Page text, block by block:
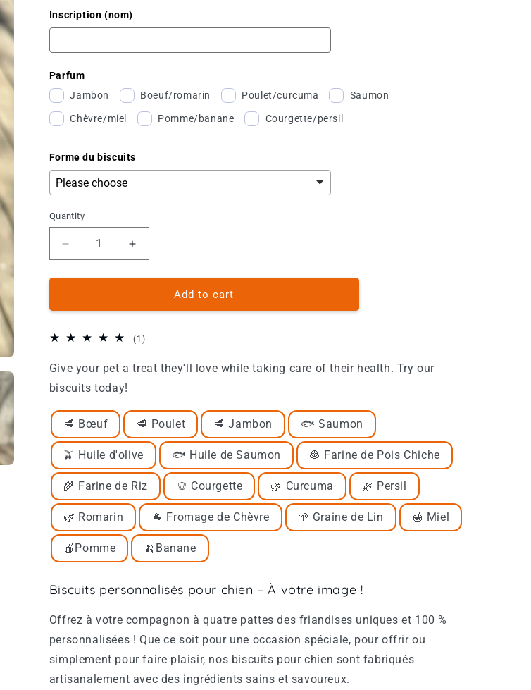
Inscription (nom)
Parfum
Jambon
Boeuf/romarin Poulet/curcuma Saumon
Chèvre/miel Pomme/banane Courgette/persil
Forme du biscuits
Quantity
Decrease
quantity
for
à
Increase
quantity
for
Friandise
à
Add to cart
(1)1
reviews
Give your pet a treat they'll love while taking care of their health. Try our
biscuits today!
🥩 Bœuf 🥩 Poulet 🥩 Jambon 🐟 Saumon
🫒 Huile d'olive 🐟 Huile de Saumon 🧆 Farine de Pois Chiche
🌾 Farine de Riz 🫑 Courgette 🌿 Curcuma 🌿 Persil
🌿 Romarin 🐐 Fromage de Chèvre 🌱 Graine de Lin 🍯 Miel
🍎Pomme 🍌Banane
Biscuits personnalisés pour chien – À votre image !
Offrez à votre compagnon à quatre pattes des friandises uniques et 100 %
personnalisées ! Que ce soit pour une occasion spéciale, pour offrir ou
simplement pour faire plaisir, nos biscuits pour chien sont fabriqués
artisanalement avec des ingrédients sains et savoureux.